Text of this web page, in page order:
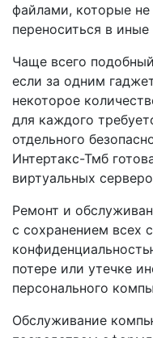
файлами, которые не
переноситься в
Чаще всего
если за одним
некоторое
для каждого
отдельного
Интертакс-Тмб
виртуальных
Ремонт и
с сохранением всех
потере или утечке
персонального
Обслуживание